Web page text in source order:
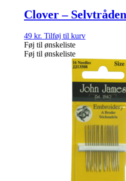
Clover –
49 kr. Tilføj til kurv
Føj til ønskeliste
Føj til ønskeliste